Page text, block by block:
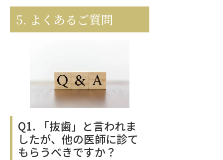
5. よくあるご質問
Q1. 「抜歯」と言われま
したが、他の医師に診て
もらうべきですか？